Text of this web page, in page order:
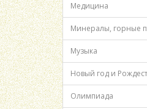
Медицина
Минералы, горные
Музыка
Новый год и
Олимпиада